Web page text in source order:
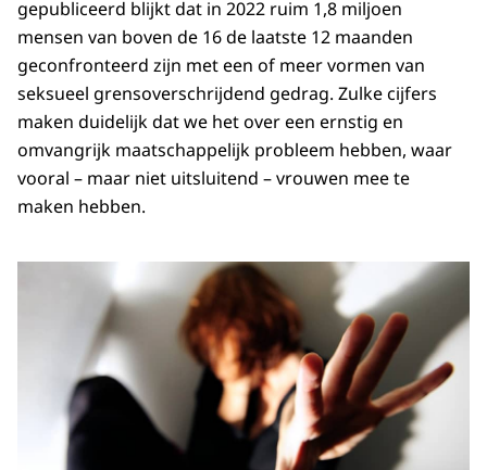
gepubliceerd blijkt dat in 2022 ruim 1,8 miljoen
mensen van boven de 16 de laatste 12 maanden
geconfronteerd zijn met een of meer vormen van
seksueel grensoverschrijdend gedrag. Zulke cijfers
maken duidelijk dat we het over een ernstig en
omvangrijk maatschappelijk probleem hebben, waar
vooral – maar niet uitsluitend – vrouwen mee te
maken hebben.